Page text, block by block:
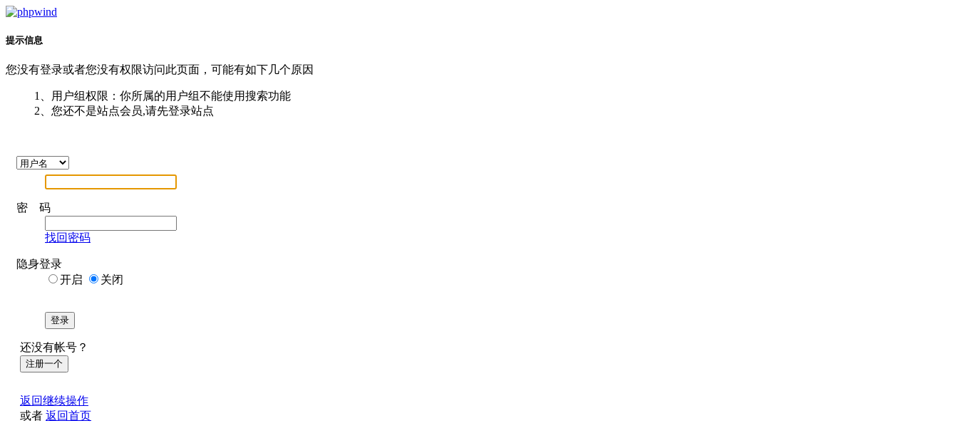
提示信息
您没有登录或者您没有权限访问此页面，可能有如下几个原因
1、用户组权限：你所属的用户组不能使用搜索功能
2、您还不是站点会员,请先登录站点
密 码
找回密码
隐身登录
开启
关闭
登录
还没有帐号？
注册一个
返回继续操作
或者 返回首页